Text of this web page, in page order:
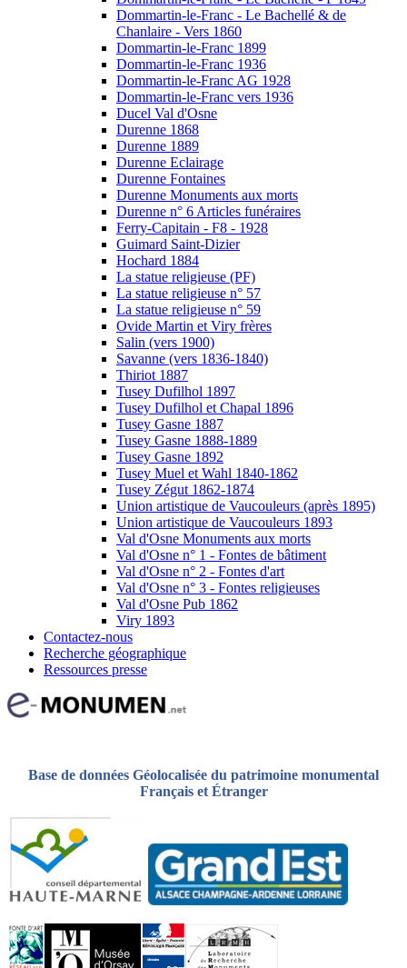
Dommartin-le-Franc - Le Bachellé & de
Chanlaire - Vers 1860
Dommartin-le-Franc 1899
Dommartin-le-Franc 1936
Dommartin-le-Franc AG 1928
Dommartin-le-Franc vers 1936
Ducel Val d'Osne
Durenne 1868
Durenne 1889
Durenne Eclairage
Durenne Fontaines
Durenne Monuments aux morts
Durenne n° 6 Articles funéraires
Ferry-Capitain - F8 - 1928
Guimard Saint-Dizier
Hochard 1884
La statue religieuse (PF)
La statue religieuse n° 57
La statue religieuse n° 59
Ovide Martin et Viry frères
Salin (vers 1900)
Savanne (vers 1836-1840)
Thiriot 1887
Tusey Dufilhol 1897
Tusey Dufilhol et Chapal 1896
Tusey Gasne 1887
Tusey Gasne 1888-1889
Tusey Gasne 1892
Tusey Muel et Wahl 1840-1862
Tusey Zégut 1862-1874
Union artistique de Vaucouleurs (après 1895)
Union artistique de Vaucouleurs 1893
Val d'Osne Monuments aux morts
Val d'Osne n° 1 - Fontes de bâtiment
Val d'Osne n° 2 - Fontes d'art
Val d'Osne n° 3 - Fontes religieuses
Val d'Osne Pub 1862
Viry 1893
Contactez-nous
Recherche géographique
Ressources presse
Base de données Géolocalisée du patrimoine monumental
Français et Étranger